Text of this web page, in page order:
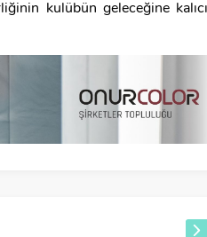
kulübün geleceğine kalıcı